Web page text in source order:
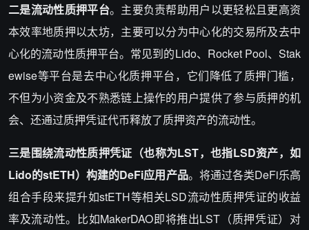
二是流动性质押平台。主要负责帮助用户以更轻松且更高资
本效率地质押以太坊，主要可以分为中心化的交易所及去中
心化的流动性质押平台。常见到的Lido、Rocket Pool、Stak
ewise等平台是去中心化质押平台，它们降低了质押门槛，
不但为小资金及不熟悉链上操作的用户提供了参与质押的机
会、还通过质押凭证代币释放了质押资产的流动性。
三是围绕流动性质押凭证（也称为LST，也指LSD资产，如
Lido的stETH）构建的DeFi应用产品。将通过各类DeFi乐高
组合手段来提升如stETH等相关LSD流动性质押凭证的收益
率及流动性。比如MakerDAO即将推出LST（质押凭证）对